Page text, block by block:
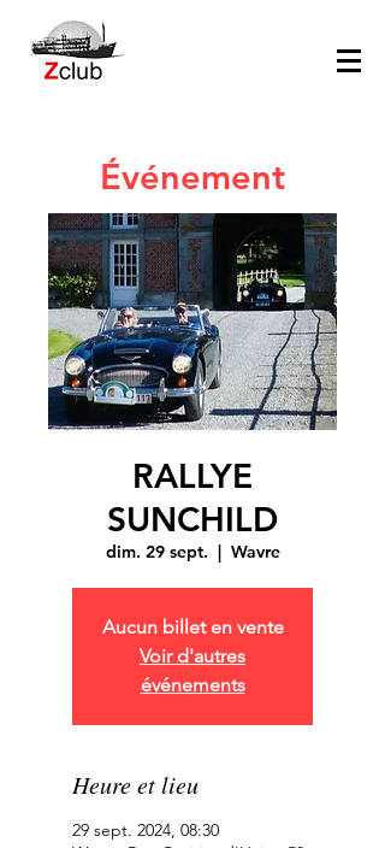
Événement
RALLYE
SUNCHILD
dim. 29 sept.
  |
Wavre
Aucun billet en vente
Voir d'autres
événements
Heure et lieu
29 sept. 2024, 08:30